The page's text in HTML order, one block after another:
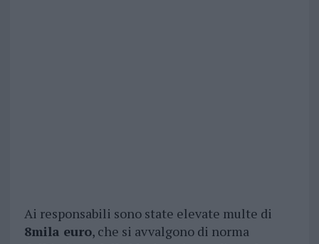
Ai responsabili sono state elevate multe di
8mila euro, che si avvalgono di norma